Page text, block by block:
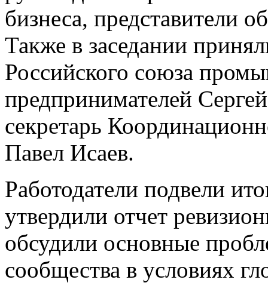
бизнеса, представители
Также в заседании
Российского союза
предпринимателей
секретарь
Павел Исаев.
Работодатели подвели
утвердили отчет
обсудили основные
сообщества в условиях